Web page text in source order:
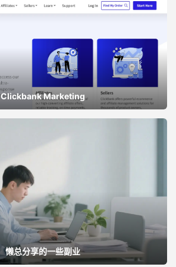
Clickbank Marketing
懒总分享的一些副业